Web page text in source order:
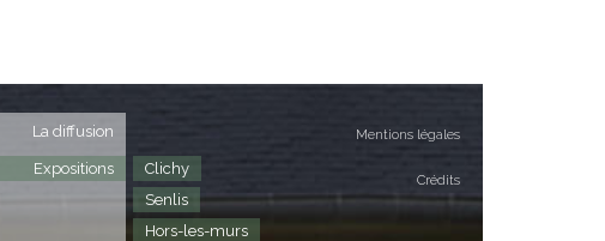
Mentions légales
Crédits
La diffusion
Expositions
Clichy
Senlis
Hors-les-murs